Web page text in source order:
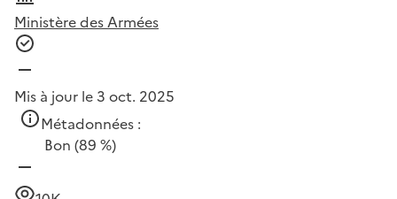
Ministère des Armées
Mis à jour le 3 oct. 2025
Métadonnées :
Bon (89 %)